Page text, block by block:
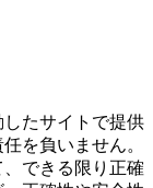
たサイトで提供
を負いません。
できる限り正確